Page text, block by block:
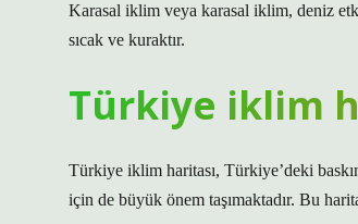
Karasal iklim veya karasal iklim, deniz
sıcak ve kuraktır.
Türkiye iklim
Türkiye iklim haritası, Türkiye’deki
için de büyük önem taşımaktadır. Bu